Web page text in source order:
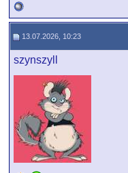
13.07.2026, 10:23
szynszyll